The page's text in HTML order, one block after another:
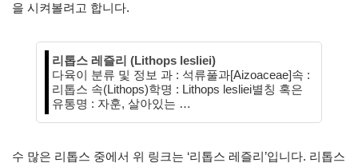
을 시켜볼려고 합니다.
리톱스 레즐리 (Lithops lesliei)
다육이 분류 및 정보 과 : 석류풀과[Aizoaceae]속 :
리톱스 속(Lithops)학명 : Lithops lesliei별칭 혹은
유통명 : 자훈, 살아있는 …
수 많은 리톱스 중에서 위 링크는 ‘리톱스 레즐리’입니다. 리톱스